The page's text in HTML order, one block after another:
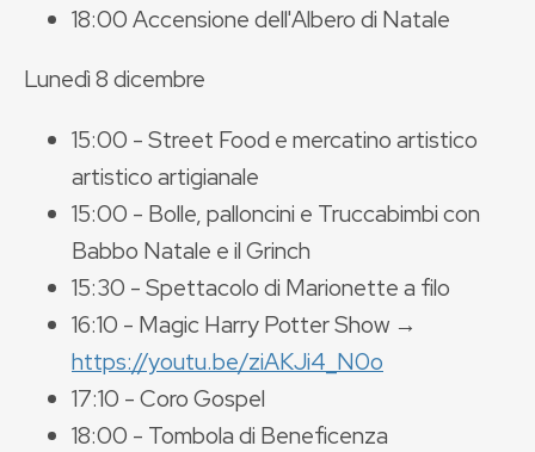
18:00 Accensione dell'Albero di Natale
Lunedì 8 dicembre
15:00 - Street Food e mercatino artistico
artistico artigianale
15:00 - Bolle, palloncini e Truccabimbi con
Babbo Natale e il Grinch
15:30 - Spettacolo di Marionette a filo
16:10 - Magic Harry Potter Show →
https://youtu.be/ziAKJi4_N0o
17:10 - Coro Gospel
18:00 - Tombola di Beneficenza